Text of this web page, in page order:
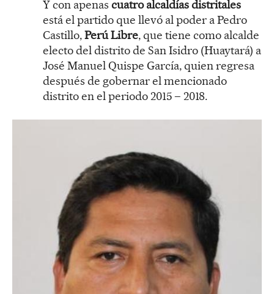
Y con apenas cuatro alcaldías distritales
está el partido que llevó al poder a Pedro
Castillo,Perú Libre, que tiene como alcalde
electo del distrito de San Isidro (Huaytará) a
José Manuel Quispe García, quien regresa
después de gobernar el mencionado
distrito en el periodo 2015 – 2018.